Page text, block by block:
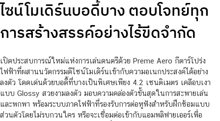
ไซน์โมเดิร์นบอดี้บาง ตอบโจทย์ทุก
การสร้างสรรค์อย่างไร้ขีดจำกัด
เปิดประสบการณ์ใหม่แห่งการเล่นดนตรีด้วย Preme Aero กีตาร์โปร่ง
ไฟฟ้าที่ผสานนวัตกรรมดีไซน์โมเดิร์นเข้ากับความอเนกประสงค์ได้อย่าง
ลงตัว โดดเด่นด้วยบอดี้ที่บางเป็นพิเศษเพียง 4.2 เซนติเมตร เคลือบเงา
แบบ Glossy สวยงามลงตัว มอบความคล่องตัวขั้นสุดในการสะพายเล่น
และพกพา พร้อมระบบภาคไฟฟ้าที่รองรับการต่อหูฟังสำหรับฝึกซ้อมแบบ
ส่วนตัวโดยไม่รบกวนใคร หรือจะเชื่อมต่อเข้ากับแอมพลิฟายเออร์เพื่อ